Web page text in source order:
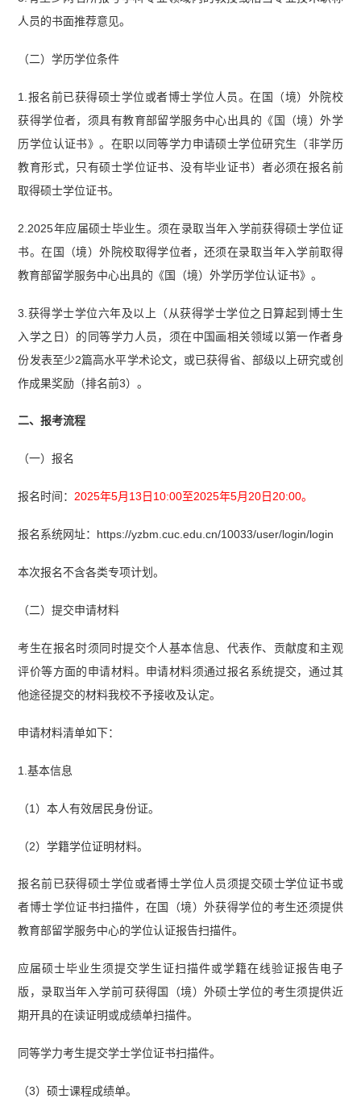
人员的书面推荐意见。
（二）学历学位条件
1.报名前已获得硕士学位或者博士学位人员。在国（境）外院校
获得学位者，须具有教育部留学服务中心出具的《国（境）外学
历学位认证书》。在职以同等学力申请硕士学位研究生（非学历
教育形式，只有硕士学位证书、没有毕业证书）者必须在报名前
取得硕士学位证书。
2.2025年应届硕士毕业生。须在录取当年入学前获得硕士学位证
书。在国（境）外院校取得学位者，还须在录取当年入学前取得
教育部留学服务中心出具的《国（境）外学历学位认证书》。
3.获得学士学位六年及以上（从获得学士学位之日算起到博士生
入学之日）的同等学力人员，须在中国画相关领域以第一作者身
份发表至少2篇高水平学术论文，或已获得省、部级以上研究或创
作成果奖励（排名前3）。
二、报考流程
（一）报名
报名时间：2025年5月13日10:00至2025年5月20日20:00。
报名系统网址：https://yzbm.cuc.edu.cn/10033/user/login/login
本次报名不含各类专项计划。
（二）提交申请材料
考生在报名时须同时提交个人基本信息、代表作、贡献度和主观
评价等方面的申请材料。申请材料须通过报名系统提交，通过其
他途径提交的材料我校不予接收及认定。
申请材料清单如下：
1.基本信息
（1）本人有效居民身份证。
（2）学籍学位证明材料。
报名前已获得硕士学位或者博士学位人员须提交硕士学位证书或
者博士学位证书扫描件，在国（境）外获得学位的考生还须提供
教育部留学服务中心的学位认证报告扫描件。
应届硕士毕业生须提交学生证扫描件或学籍在线验证报告电子
版，录取当年入学前可获得国（境）外硕士学位的考生须提供近
期开具的在读证明或成绩单扫描件。
同等学力考生提交学士学位证书扫描件。
（3）硕士课程成绩单。